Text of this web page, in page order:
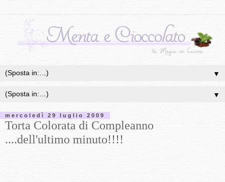
▼
▼
mercoledì 29 luglio 2009
Torta Colorata di Compleanno
....dell'ultimo minuto!!!!